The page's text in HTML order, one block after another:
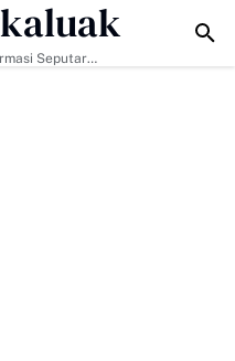
Perkuat Nilai Empat Pilar
Seputar